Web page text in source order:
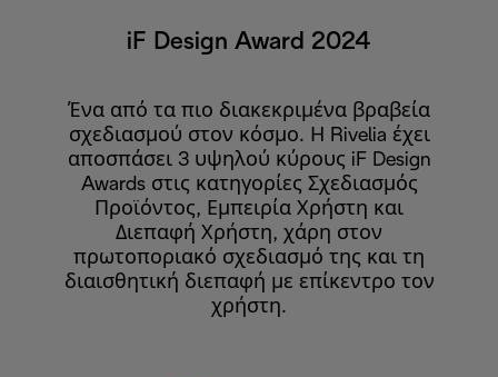
iF Design Award 2024
Ένα από τα πιο διακεκριμένα βραβεία
σχεδιασμού στον κόσμο. Η Rivelia έχει
αποσπάσει 3 υψηλού κύρους iF Design
Awards στις κατηγορίες Σχεδιασμός
Προϊόντος, Εμπειρία Χρήστη και
Διεπαφή Χρήστη, χάρη στον
πρωτοποριακό σχεδιασμό της και τη
διαισθητική διεπαφή με επίκεντρο τον
χρήστη.